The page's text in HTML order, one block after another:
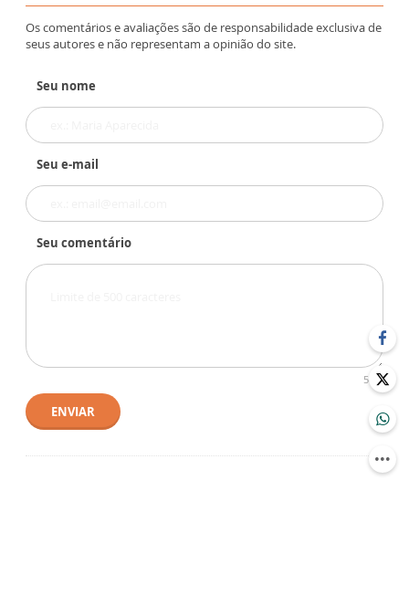
Os comentários e avaliações são de responsabilidade exclusiva de
seus autores e não representam a opinião do site.
Seu nome
Seu e-mail
Seu comentário
500
ENVIAR